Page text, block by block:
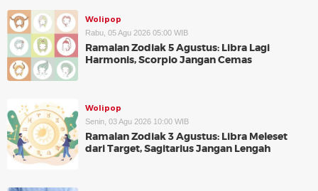
Wolipop
Rabu, 05 Agu 2026 05:00 WIB
Ramalan Zodiak 5 Agustus: Libra Lagi
Harmonis, Scorpio Jangan Cemas
Wolipop
Senin, 03 Agu 2026 10:00 WIB
Ramalan Zodiak 3 Agustus: Libra Meleset
dari Target, Sagitarius Jangan Lengah